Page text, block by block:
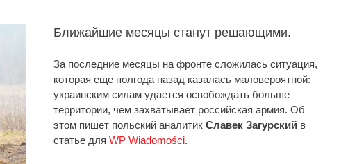
Ближайшие месяцы станут решающими.
За последние месяцы на фронте сложилась ситуация,
которая еще полгода назад казалась маловероятной:
украинским силам удается освобождать больше
территории, чем захватывает российская армия. Об
этом пишет польский аналитик Славек Загурский в
статье для WP Wiadomości.